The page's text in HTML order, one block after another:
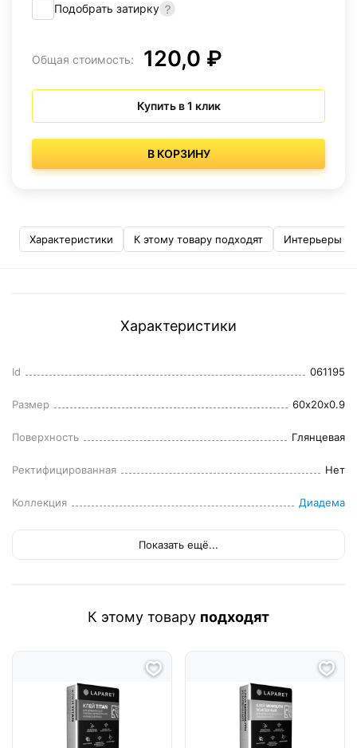
Подобрать затирку
Общая стоимость: 120,0 ₽
Купить в 1 клик
В КОРЗИНУ
Характеристики К этому товару подходят Интерьеры
Характеристики
Id 061195
Размер 60x20x0.9
Поверхность Глянцевая
Ректифицированная Нет
Коллекция Диадема
Показать ещё...
К этому товару подходят